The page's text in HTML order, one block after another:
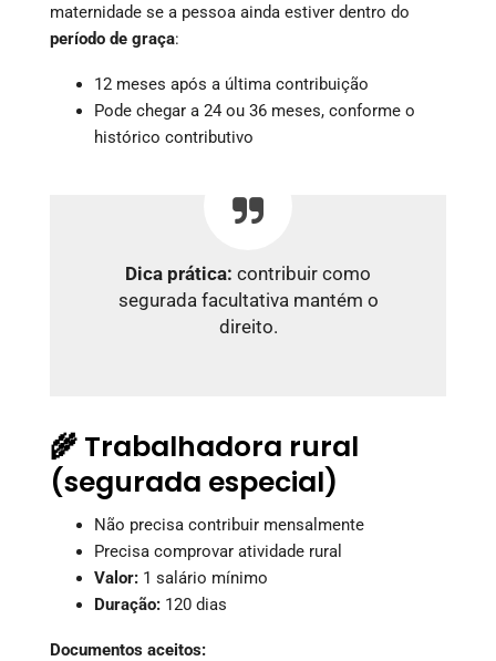
maternidade se a pessoa ainda estiver dentro do
período de graça:
12 meses após a última contribuição
Pode chegar a 24 ou 36 meses, conforme o
histórico contributivo
Dica prática: contribuir como
segurada facultativa mantém o
direito.
🌾 Trabalhadora rural
(segurada especial)
Não precisa contribuir mensalmente
Precisa comprovar atividade rural
Valor: 1 salário mínimo
Duração: 120 dias
Documentos aceitos: